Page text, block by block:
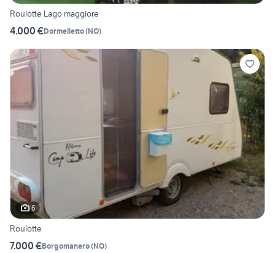
Roulotte Lago maggiore
4.000 €Dormelletto(NO)
6
Roulotte
7.000 €Borgomanero(NO)